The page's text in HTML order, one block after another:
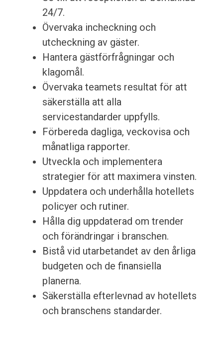
24/7.
Övervaka incheckning och
utcheckning av gäster.
Hantera gästförfrågningar och
klagomål.
Övervaka teamets resultat för att
säkerställa att alla
servicestandarder uppfylls.
Förbereda dagliga, veckovisa och
månatliga rapporter.
Utveckla och implementera
strategier för att maximera vinsten.
Uppdatera och underhålla hotellets
policyer och rutiner.
Hålla dig uppdaterad om trender
och förändringar i branschen.
Bistå vid utarbetandet av den årliga
budgeten och de finansiella
planerna.
Säkerställa efterlevnad av hotellets
och branschens standarder.